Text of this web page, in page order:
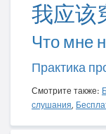
我应该
Что мне
Практика
Смотрите также:
слушания,